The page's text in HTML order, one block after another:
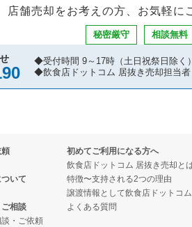
き売却物件の案件一覧
抜き売却物件の案件一覧
売却物件の案件一覧
き売却物件の案件一覧
き売却物件の案件一覧
き売却物件の案件一覧
き売却物件の案件一覧
き売却物件の案件一覧
お好み焼の居抜き売却物件の案件一覧
抜き売却物件の案件一覧
トの居抜き売却物件の案件一覧
菜・デリの居抜き売却物件の案件一覧
好み焼の居抜き売却物件の案件一覧
居抜き売却物件の案件一覧
き売却物件の案件一覧
デリの居抜き売却物件の案件一覧
売却物件の案件一覧
ニングバーの居抜き売却物件の案件一覧
店舗売却をお考えの方、お気軽に
秘密厳守 相談無料
◆受付時間 9～17時（土日祝祭日除く）
◆飲食店ドットコム 居抜き売却担当
いて
相談
・ご依頼
初めてご利用になる方へ
飲食店ドットコム 居抜き売却と
特徴〜支持される2つの理由
譲渡情報として飲食店ドットコ
よくある質問